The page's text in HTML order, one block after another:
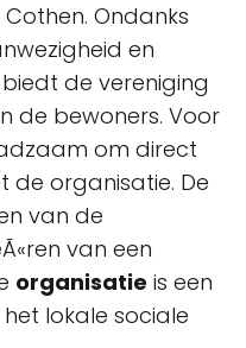
Cothen. Ondanks
en
de vereniging
de bewoners. Voor
om direct
organisatie. De
van de
van een
organisatie is een
lokale sociale